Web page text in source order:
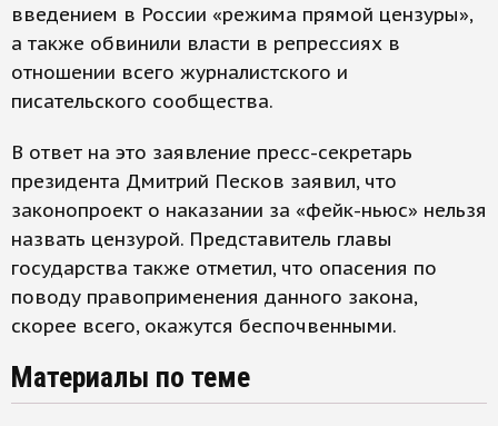
введением в России «режима прямой цензуры»,
а также обвинили власти в репрессиях в
отношении всего журналистского и
писательского сообщества.
В ответ на это заявление пресс-секретарь
президента Дмитрий Песков заявил, что
законопроект о наказании за «фейк-ньюс» нельзя
назвать цензурой. Представитель главы
государства также отметил, что опасения по
поводу правоприменения данного закона,
скорее всего, окажутся беспочвенными.
Материалы по теме